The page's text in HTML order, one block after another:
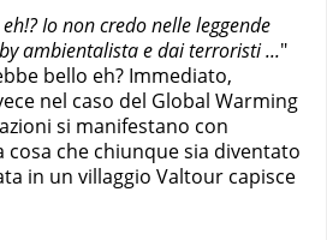
Io non credo nelle leggende
ambientalista e dai terroristi ..."
bello eh? Immediato,
nel caso del Global Warming
si manifestano con
che chiunque sia diventato
in un villaggio Valtour capisce